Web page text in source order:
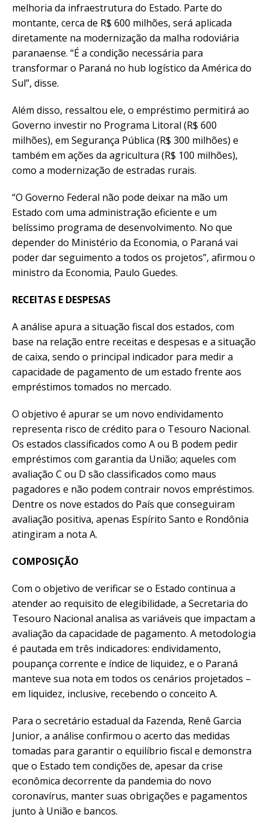
melhoria da infraestrutura do Estado. Parte do
montante, cerca de R$ 600 milhões, será aplicada
diretamente na modernização da malha rodoviária
paranaense. “É a condição necessária para
transformar o Paraná no hub logístico da América do
Sul”, disse.
Além disso, ressaltou ele, o empréstimo permitirá ao
Governo investir no Programa Litoral (R$ 600
milhões), em Segurança Pública (R$ 300 milhões) e
também em ações da agricultura (R$ 100 milhões),
como a modernização de estradas rurais.
“O Governo Federal não pode deixar na mão um
Estado com uma administração eficiente e um
belíssimo programa de desenvolvimento. No que
depender do Ministério da Economia, o Paraná vai
poder dar seguimento a todos os projetos”, afirmou o
ministro da Economia, Paulo Guedes.
RECEITAS E DESPESAS
A análise apura a situação fiscal dos estados, com
base na relação entre receitas e despesas e a situação
de caixa, sendo o principal indicador para medir a
capacidade de pagamento de um estado frente aos
empréstimos tomados no mercado.
O objetivo é apurar se um novo endividamento
representa risco de crédito para o Tesouro Nacional.
Os estados classificados como A ou B podem pedir
empréstimos com garantia da União; aqueles com
avaliação C ou D são classificados como maus
pagadores e não podem contrair novos empréstimos.
Dentre os nove estados do País que conseguiram
avaliação positiva, apenas Espírito Santo e Rondônia
atingiram a nota A.
COMPOSIÇÃO
Com o objetivo de verificar se o Estado continua a
atender ao requisito de elegibilidade, a Secretaria do
Tesouro Nacional analisa as variáveis que impactam a
avaliação da capacidade de pagamento. A metodologia
é pautada em três indicadores: endividamento,
poupança corrente e índice de liquidez, e o Paraná
manteve sua nota em todos os cenários projetados –
em liquidez, inclusive, recebendo o conceito A.
Para o secretário estadual da Fazenda, Renê Garcia
Junior, a análise confirmou o acerto das medidas
tomadas para garantir o equilíbrio fiscal e demonstra
que o Estado tem condições de, apesar da crise
econômica decorrente da pandemia do novo
coronavírus, manter suas obrigações e pagamentos
junto à União e bancos.